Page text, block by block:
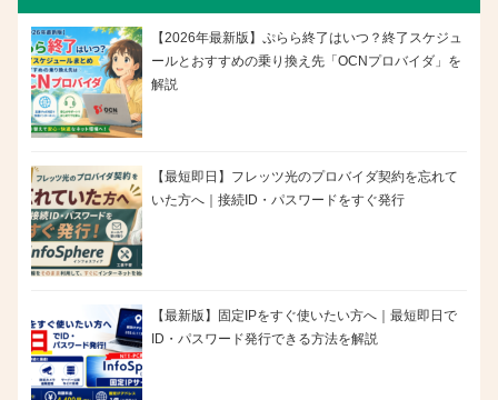
【2026年最新版】ぷらら終了はいつ？終了スケジュ
ールとおすすめの乗り換え先「OCNプロバイダ」を
解説
【最短即日】フレッツ光のプロバイダ契約を忘れて
いた方へ｜接続ID・パスワードをすぐ発行
【最新版】固定IPをすぐ使いたい方へ｜最短即日で
ID・パスワード発行できる方法を解説